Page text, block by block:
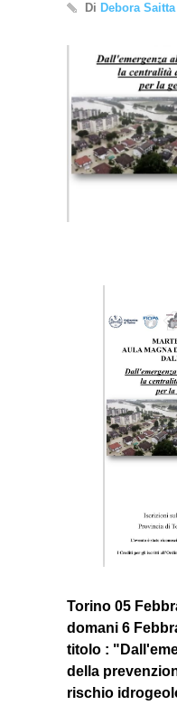
Di Debora Saitta
Torino 05
domani 6
titolo :
della
rischio